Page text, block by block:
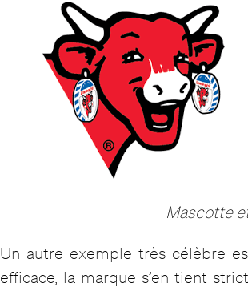
Mascotte
Un autre exemple très célèbre
efficace, la marque s’en tient